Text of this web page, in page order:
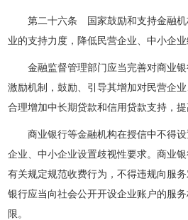
第二十六条 国家鼓励和支持金融机
业的支持力度，降低民营企业、中小企业
金融监督管理部门应当完善对商业
激励机制，鼓励、引导其增加对民营企
合理增加中长期贷款和信用贷款支持，提
商业银行等金融机构在授信中不得
企业、中小企业设置歧视性要求。商业
有关规定规范收费行为，不得违规向服
银行应当向社会公开开设企业账户的服
限。